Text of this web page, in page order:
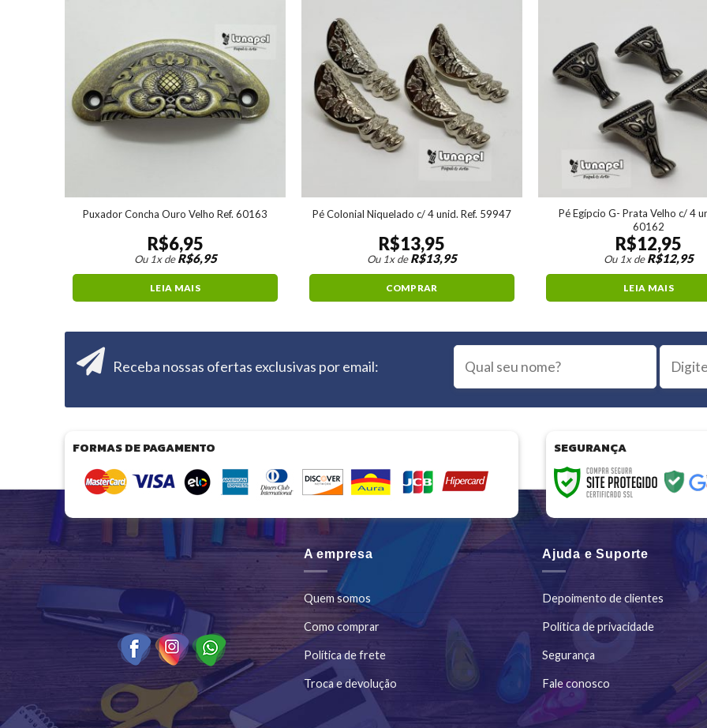
Puxador Concha Ouro Velho Ref. 60163
R$6,95
Ou 1x deR$6,95
LEIA MAIS
Pé Colonial Niquelado c/ 4 unid. Ref. 59947
R$13,95
Ou 1x deR$13,95
COMPRAR
Pé Egípcio G- Prata Velho c/ 4
60162
R$12,95
Ou 1x deR$12,95
LEIA MAIS
Receba nossas ofertas exclusivas por email:
FORMAS DE PAGAMENTO SEGURANÇA
A empresa
Quem somos
Como comprar
Política de frete
Troca e devolução
Ajuda e Suporte
Depoimento de clientes
Política de privacidade
Segurança
Fale conosco